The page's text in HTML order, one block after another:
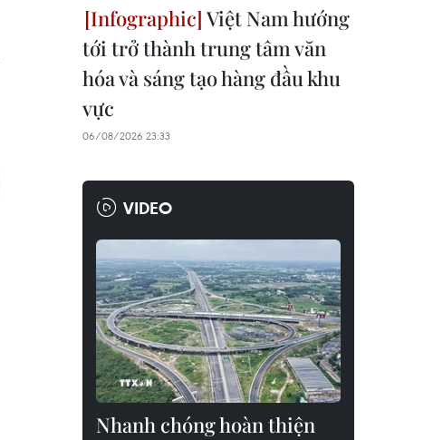
Việt Nam hướng
tới trở thành trung tâm văn
hóa và sáng tạo hàng đầu khu
vực
06/08/2026 23:33
VIDEO
Nhanh chóng hoàn thiện